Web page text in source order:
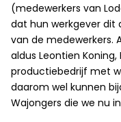
(medewerkers van
dat hun werkgever dit
van de medewerkers.
aldus Leontien Koning,
productiebedrijf met
daarom wel kunnen
Wajongers die we nu